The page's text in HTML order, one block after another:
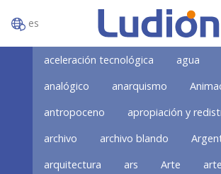
es
aceleración tecnológica agua
analógico
anarquismo
antropoceno
apropiación y
archivo
archivo blando
arquitectura
ars Arte